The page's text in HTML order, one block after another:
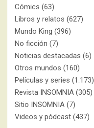
Cómics (63)
Libros y relatos (627)
Mundo King (396)
No ficción (7)
Noticias destacadas (6)
Otros mundos (160)
Películas y series (1.173)
Revista INSOMNIA (305)
Sitio INSOMNIA (7)
Videos y pódcast (437)